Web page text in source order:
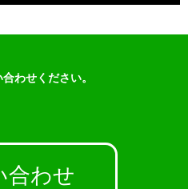
わせください。
合わせ